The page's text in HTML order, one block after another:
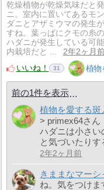
乾燥植物が乾燥気味だと
ニ。室内に置いてあるモ
ダニとアザミウマの発生
すね。葉っぱにクモの糸
ハダニが発生している可
内栽培だと ...
2年2ヶ月
いいね！
31 植物
前の1件を表示
植物を愛する斑
> primex64さん
ハダニは小さい
と気づいたりす
2年2ヶ月前
きままなマーシ
ね。気をつけま